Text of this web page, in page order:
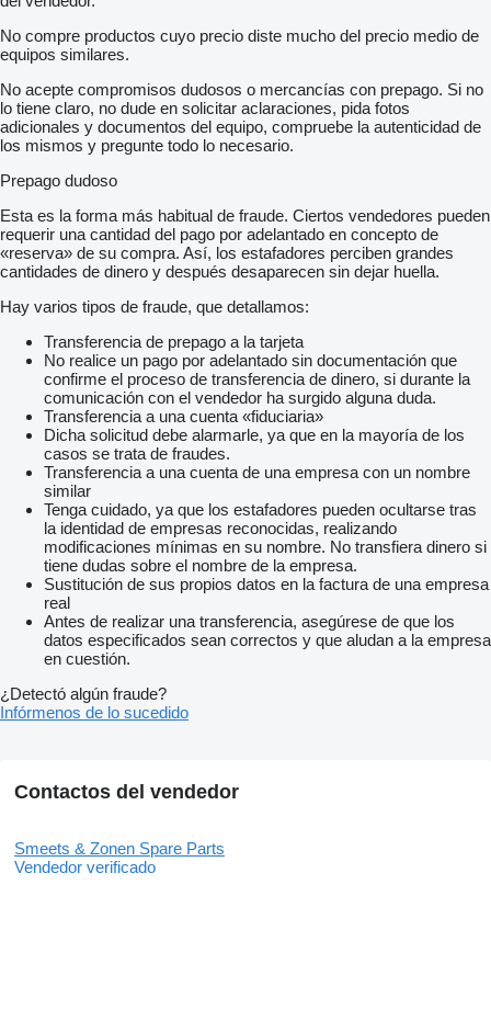
No compre productos cuyo precio diste mucho del precio medio de
equipos similares.
No acepte compromisos dudosos o mercancías con prepago. Si no
lo tiene claro, no dude en solicitar aclaraciones, pida fotos
adicionales y documentos del equipo, compruebe la autenticidad de
los mismos y pregunte todo lo necesario.
Prepago dudoso
Esta es la forma más habitual de fraude. Ciertos vendedores pueden
requerir una cantidad del pago por adelantado en concepto de
«reserva» de su compra. Así, los estafadores perciben grandes
cantidades de dinero y después desaparecen sin dejar huella.
Hay varios tipos de fraude, que detallamos:
Transferencia de prepago a la tarjeta
No realice un pago por adelantado sin documentación que
confirme el proceso de transferencia de dinero, si durante la
comunicación con el vendedor ha surgido alguna duda.
Transferencia a una cuenta «fiduciaria»
Dicha solicitud debe alarmarle, ya que en la mayoría de los
casos se trata de fraudes.
Transferencia a una cuenta de una empresa con un nombre
similar
Tenga cuidado, ya que los estafadores pueden ocultarse tras
la identidad de empresas reconocidas, realizando
modificaciones mínimas en su nombre. No transfiera dinero si
tiene dudas sobre el nombre de la empresa.
Sustitución de sus propios datos en la factura de una empresa
real
Antes de realizar una transferencia, asegúrese de que los
datos especificados sean correctos y que aludan a la empresa
en cuestión.
¿Detectó algún fraude?
Infórmenos de lo sucedido
Contactos del vendedor
Smeets & Zonen Spare Parts
Vendedor verificado